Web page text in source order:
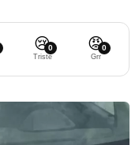
😢0
Triste
😡0
Grr